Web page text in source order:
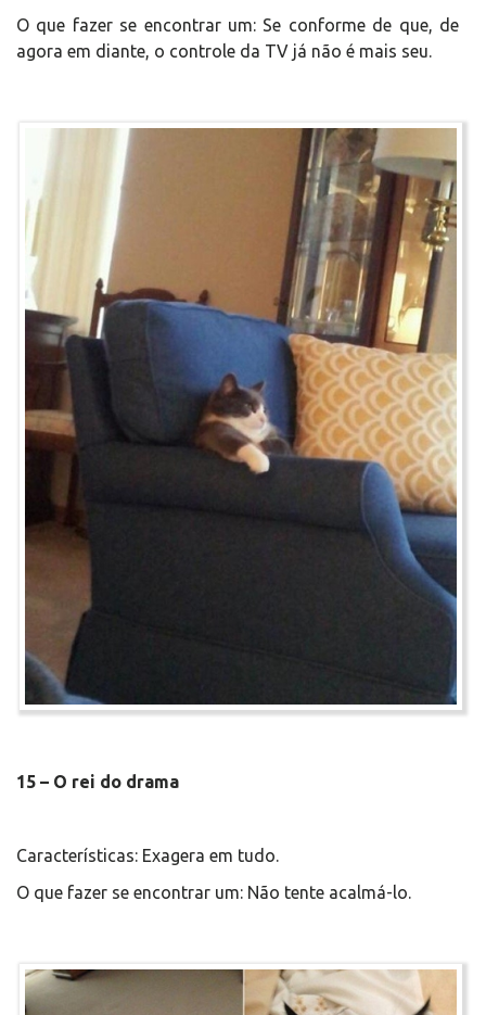
O que fazer se encontrar um: Se conforme de que, de
agora em diante, o controle da TV já não é mais seu.
15 – O rei do drama
Características: Exagera em tudo.
O que fazer se encontrar um: Não tente acalmá-lo.